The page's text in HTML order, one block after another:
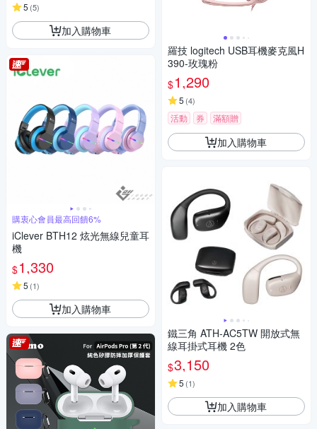
5 (5)
加入購物車
購衷心會員最高回饋6%
iClever BTH12 炫光無線兒童耳
機
$1,330
5 (1)
加入購物車
羅技 logitech USB耳機麥克風H
390-玫瑰粉
$1,290
5 (4)
活動 券 滿額贈
加入購物車
鐵三角 ATH-AC5TW 開放式無
線耳掛式耳機 2色
$3,150
5 (1)
加入購物車